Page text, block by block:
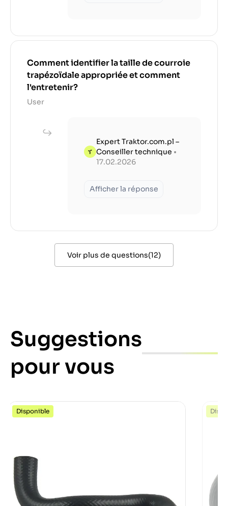
Comment identifier la taille de courroie
trapézoïdale appropriée et comment
l'entretenir?
User
Expert Traktor.com.pl –
Conseiller technique •
17.02.2026
Afficher la réponse
Voir plus de questions(12)
Suggestions
pour vous
Disponible